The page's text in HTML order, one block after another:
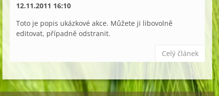
12.11.2011 16:10
Toto je popis ukázkové akce. Můžete ji libovolně
editovat, případně odstranit.
Celý článek